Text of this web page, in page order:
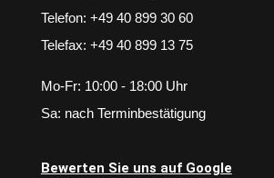
Telefon: +49 40 899 30 60
Telefax: +49 40 899 13 75
Mo-Fr: 10:00 - 18:00 Uhr
Sa: nach Terminbestätigung
Bewerten Sie uns auf Google